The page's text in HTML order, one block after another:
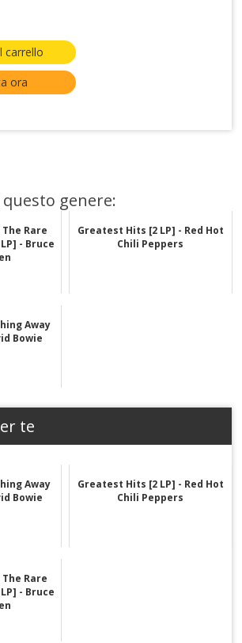
carrello
ora
genere:
Rare
- Bruce
Greatest Hits [2 LP] - Red Hot
Chili Peppers
Away
Bowie
te
Away
Bowie
Greatest Hits [2 LP] - Red Hot
Chili Peppers
Rare
- Bruce